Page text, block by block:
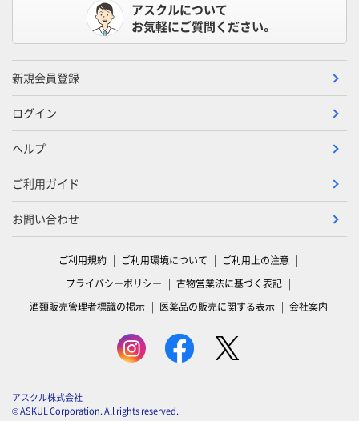
アスクルについて
お気軽にご質問ください。
新規会員登録
ログイン
ヘルプ
ご利用ガイド
お問い合わせ
ご利用規約 ご利用環境について
ご利用上の注意
プライバシーポリシー
古物営業法に基づく表記
酒類販売管理者標識の掲示
医薬品の販売に関する表示 会社案内
アスクル株式会社
© ASKUL Corporation. All rights reserved.